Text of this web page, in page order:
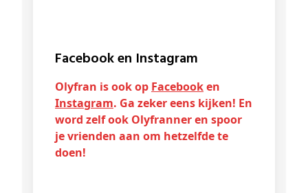
Facebook en Instagram
Olyfran is ook op Facebooken
Instagram. Ga zeker eens kijken! En
word zelf ook Olyfranner en spoor
je vrienden aan om hetzelfde te
doen!